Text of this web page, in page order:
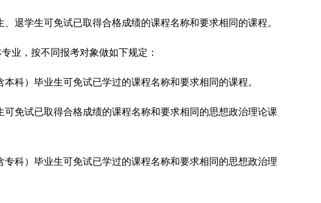
退学生可免试已取得合格成绩的课程名称和要求相同的课程。
业，按不同报考对象做如下规定：
科）毕业生可免试已学过的课程名称和要求相同的课程。
免试已取得合格成绩的课程名称和要求相同的思想政治理论课
科）毕业生可免试已学过的课程名称和要求相同的思想政治理